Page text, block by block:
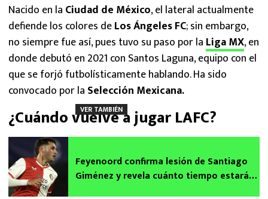
Nacido en la Ciudad de México, el lateral actualmente
defiende los colores deLos Ángeles FC; sin embargo,
no siempre fue así, pues tuvo su paso por la Liga MX, en
donde debutó en 2021 con Santos Laguna, equipo con el
que se forjó futbolísticamente hablando. Ha sido
convocado por la Selección Mexicana.
¿Cuándo vuelve a jugar LAFC?
VER TAMBIÉN
Feyenoord confirma lesión de Santiago
Giménez y revela cuánto tiempo estará